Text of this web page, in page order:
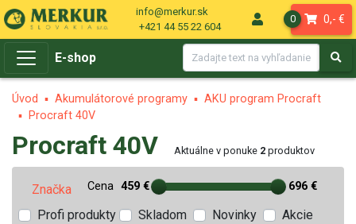
info@merkur.sk
+421 44 55 22 604
0 0,- €
E-shop
Úvod Akumulátorové programy
AKU program Procraft
Procraft 40V
Procraft 40V Aktuálne v ponuke 2 produktov
Značka Cena 459 € 696 €
Profi produkty Skladom Novinky
Akcie